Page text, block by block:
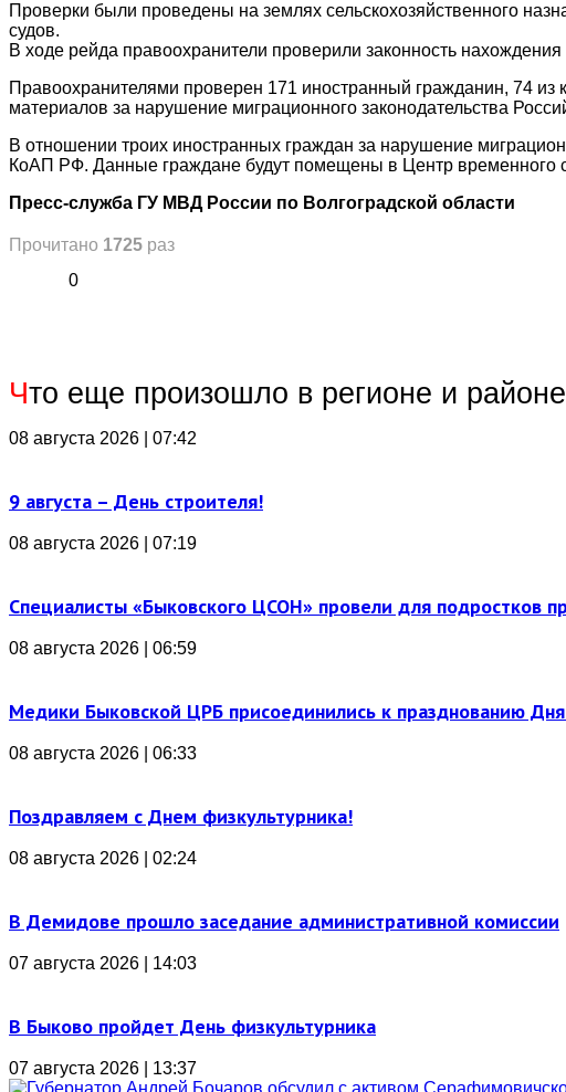
Проверки были проведены на землях сельскохозяйственного
судов.
В ходе рейда правоохранители проверили законность
Правоохранителями проверен 171 иностранный гражданин, 74
материалов за нарушение миграционного законодательства
В отношении троих иностранных граждан за нарушение
КоАП РФ. Данные граждане будут помещены в Центр временного
Пресс-служба ГУ МВД России по Волгоградской области
Прочитано 1725 раз
0
Что еще произошло в регионе и районе
08 августа 2026 | 07:42
9 августа – День строителя!
08 августа 2026 | 07:19
Специалисты «Быковского ЦСОН» провели для подростков
08 августа 2026 | 06:59
Медики Быковской ЦРБ присоединились к празднованию
08 августа 2026 | 06:33
Поздравляем с Днем физкультурника!
08 августа 2026 | 02:24
В Демидове прошло заседание административной комиссии
07 августа 2026 | 14:03
В Быково пройдет День физкультурника
07 августа 2026 | 13:37